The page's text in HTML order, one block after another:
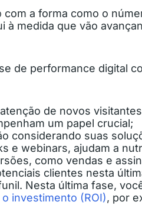
com a forma como o
à medida que vão
de performance digital
de novos
um papel crucial;
considerando suas
e webinars, ajudam a
como vendas e
clientes nesta
Nesta última fase,
investimento (ROI), por